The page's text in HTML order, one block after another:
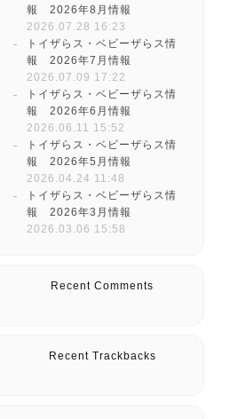
報 2026年8月情報
2026.07.28 16:23
トイザらス・ベビーザらス情
報 2026年7月情報
2026.07.09 17:22
トイザらス・ベビーザらス情
報 2026年6月情報
2026.06.11 15:52
トイザらス・ベビーザらス情
報 2026年5月情報
2026.04.24 11:48
トイザらス・ベビーザらス情
報 2026年3月情報
2026.03.06 15:58
Recent Comments
Recent Trackbacks